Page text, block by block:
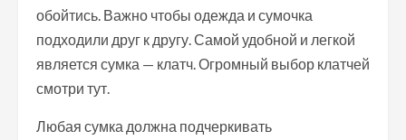
обойтись. Важно чтобы одежда и сумочка
подходили друг к другу. Самой удобной и легкой
является сумка — клатч. Огромный выбор клатчей
смотри тут.
Любая сумка должна подчеркивать